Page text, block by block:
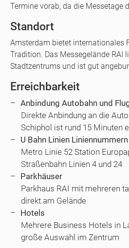
Termine vorab, da die Messetage
Standort
Amsterdam bietet internationales
Tradition. Das Messegelände RAI
Stadtzentrums und ist gut
Erreichbarkeit
Anbindung Autobahn und
Direkte Anbindung an die
Schiphol ist rund 15 Minuten
U Bahn Linien Liniennummern
Metro Linie 52 Station
Straßenbahn Linien 4 und 24
Parkhäuser
Parkhaus RAI mit mehreren
direkt am Gelände
Hotels
Mehrere Business Hotels in
große Auswahl im Zentrum